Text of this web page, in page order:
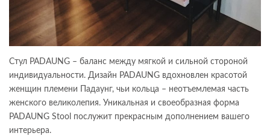
Стул PADAUNG – баланс между мягкой и сильной стороной
индивидуальности. Дизайн PADAUNG вдохновлен красотой
женщин племени Падаунг, чьи кольца – неотъемлемая часть
женского великолепия. Уникальная и своеобразная форма
PADAUNG Stool послужит прекрасным дополнением вашего
интерьера.